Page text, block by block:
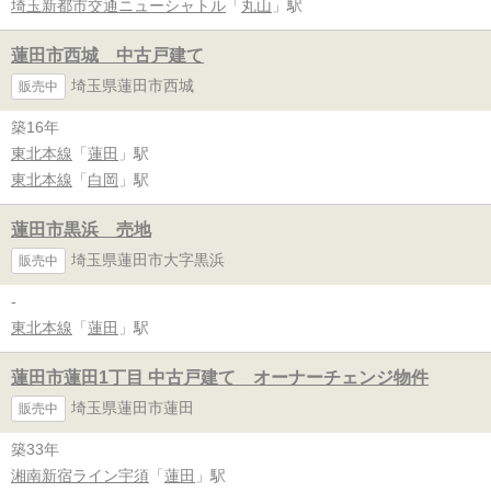
埼玉新都市交通ニューシャトル 「 丸山 」駅
蓮田市西城 中古戸建て
販売中 埼玉県蓮田市西城
築16年
東北本線 「 蓮田 」駅
東北本線 「 白岡 」駅
蓮田市黒浜 売地
販売中 埼玉県蓮田市大字黒浜
-
東北本線 「 蓮田 」駅
蓮田市蓮田1丁目 中古戸建て オーナーチェンジ物件
販売中 埼玉県蓮田市蓮田
築33年
湘南新宿ライン宇須 「 蓮田 」駅